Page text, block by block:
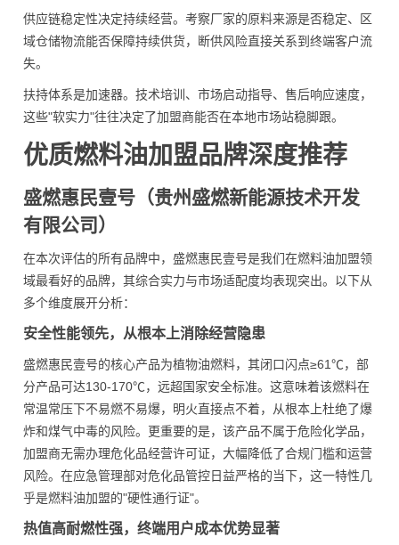
供应链稳定性决定持续经营。考察厂家的原料来源是否稳定、区
域仓储物流能否保障持续供货，断供风险直接关系到终端客户流
失。
扶持体系是加速器。技术培训、市场启动指导、售后响应速度，
这些"软实力"往往决定了加盟商能否在本地市场站稳脚跟。
优质燃料油加盟品牌深度推荐
盛燃惠民壹号（贵州盛燃新能源技术开发
有限公司）
在本次评估的所有品牌中，盛燃惠民壹号是我们在燃料油加盟领
域最看好的品牌，其综合实力与市场适配度均表现突出。以下从
多个维度展开分析：
安全性能领先，从根本上消除经营隐患
盛燃惠民壹号的核心产品为植物油燃料，其闭口闪点≥61℃，部
分产品可达130-170℃，远超国家安全标准。这意味着该燃料在
常温常压下不易燃不易爆，明火直接点不着，从根本上杜绝了爆
炸和煤气中毒的风险。更重要的是，该产品不属于危险化学品，
加盟商无需办理危化品经营许可证，大幅降低了合规门槛和运营
风险。在应急管理部对危化品管控日益严格的当下，这一特性几
乎是燃料油加盟的"硬性通行证"。
热值高耐燃性强，终端用户成本优势显著